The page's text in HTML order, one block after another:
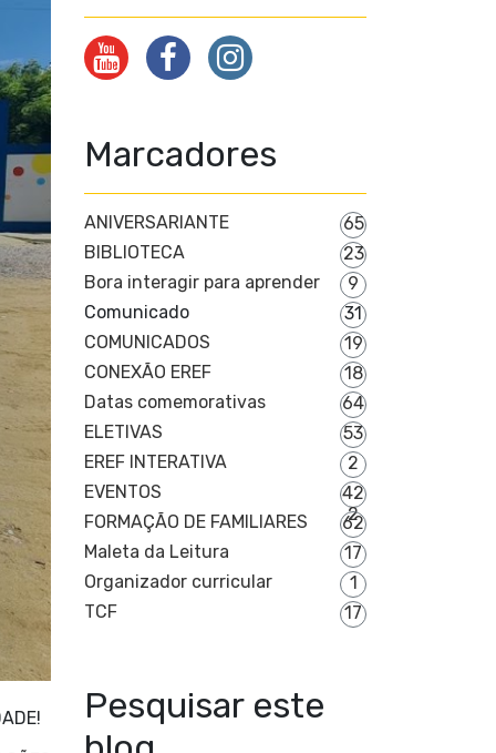
Marcadores
ANIVERSARIANTE
65
BIBLIOTECA
23
Bora interagir para aprender
9
Comunicado
31
COMUNICADOS
19
CONEXÃO EREF
18
Datas comemorativas
64
ELETIVAS
53
EREF INTERATIVA
2
EVENTOS
42
2
FORMAÇÃO DE FAMILIARES
62
Maleta da Leitura
17
Organizador curricular
1
TCF
17
Pesquisar este